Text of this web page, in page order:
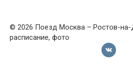
© 2026 Поезд Москва – Ростов-на-
расписание, фото